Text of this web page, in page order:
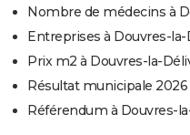
Nombre de médecins à
Entreprises à Douvres-la-
Prix m2 à Douvres-la-
Résultat municipale
Référendum à Douvres-